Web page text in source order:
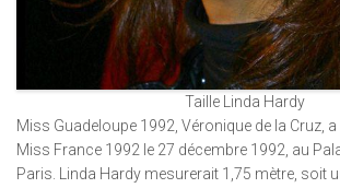
Taille Linda Hardy
Miss Guadeloupe 1992, Véronique de la Cruz,
Miss France 1992 le 27 décembre 1992, au
Paris. Linda Hardy mesurerait 1,75 mètre, soit